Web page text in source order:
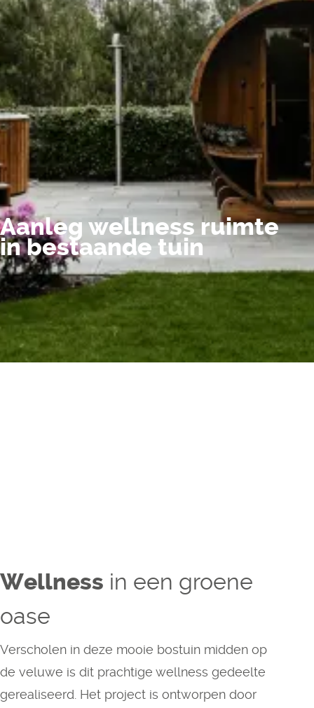
Aanleg wellness ruimte
in bestaande tuin
Wellness in een groene
oase
Verscholen in deze mooie bostuin midden op
de veluwe is dit prachtige wellness gedeelte
gerealiseerd. Het project is ontworpen door
Werkwijze